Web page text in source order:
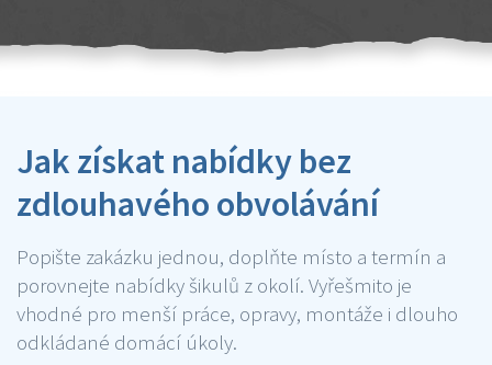
Jak získat nabídky bez
zdlouhavého obvolávání
Popište zakázku jednou, doplňte místo a termín a
porovnejte nabídky šikulů z okolí. Vyřešmito je
vhodné pro menší práce, opravy, montáže i dlouho
odkládané domácí úkoly.